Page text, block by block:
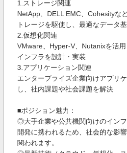
1.ストレージ関連
NetApp、DELL EMC、Cohesityな
トレージを駆使し、最適なデータ
2.仮想化関連
VMware、Hyper-V、Nutanixを活
インフラを設計・実装
3.アプリケーション関連
エンタープライズ企業向けアプリ
し、社内課題や社会課題を解決
■ポジション魅力：
◎大手企業や公共機関向けのイン
開発に携われるため、社会的な影
関われます。